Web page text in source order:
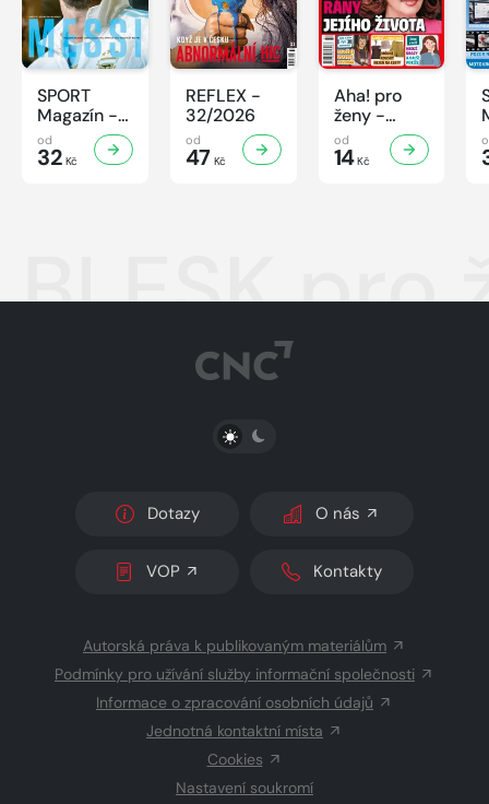
SPORT
Magazín -
32/2026
od
32 Kč
REFLEX -
32/2026
od
47 Kč
Aha! pro
ženy -
32/2026
od
14Kč
BLESK
PŘEPNOUT SVĚTLÝ/TMAVÝ REŽIM
Dotazy O nás
VOP Kontakty
Autorská práva k publikovaným materiálům
Podmínky pro užívání služby informační společnosti
Informace o zpracování osobních údajů
Jednotná kontaktní místa
Cookies
Nastavení soukromí